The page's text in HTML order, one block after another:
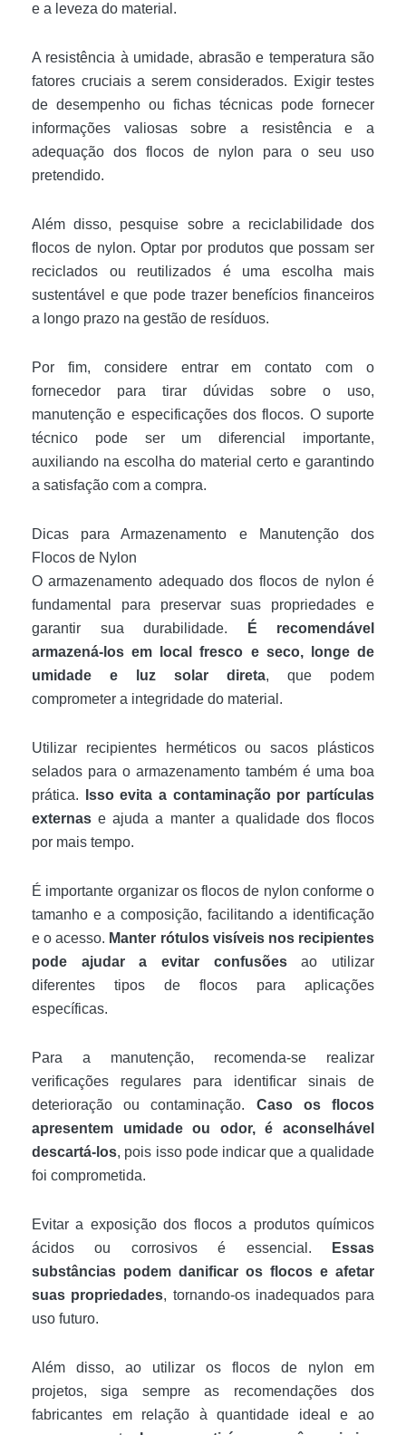
e a leveza do material.
A resistência à umidade, abrasão e temperatura são
fatores cruciais a serem considerados. Exigir testes
de desempenho ou fichas técnicas pode fornecer
informações valiosas sobre a resistência e a
adequação dos flocos de nylon para o seu uso
pretendido.
Além disso, pesquise sobre a reciclabilidade dos
flocos de nylon. Optar por produtos que possam ser
reciclados ou reutilizados é uma escolha mais
sustentável e que pode trazer benefícios financeiros
a longo prazo na gestão de resíduos.
Por fim, considere entrar em contato com o
fornecedor para tirar dúvidas sobre o uso,
manutenção e especificações dos flocos. O suporte
técnico pode ser um diferencial importante,
auxiliando na escolha do material certo e garantindo
a satisfação com a compra.
Dicas para Armazenamento e Manutenção dos
Flocos de Nylon
O armazenamento adequado dos flocos de nylon é
fundamental para preservar suas propriedades e
garantir sua durabilidade.
É recomendável
armazená-los em local fresco e seco, longe de
umidade e luz solar direta, que podem
comprometer a integridade do material.
Utilizar recipientes herméticos ou sacos plásticos
selados para o armazenamento também é uma boa
prática.
Isso evita a contaminação por partículas
externas e ajuda a manter a qualidade dos flocos
por mais tempo.
É importante organizar os flocos de nylon conforme o
tamanho e a composição, facilitando a identificação
e o acesso. Manter rótulos visíveis nos recipientes
pode ajudar a evitar confusõesao utilizar
diferentes tipos de flocos para aplicações
específicas.
Para a manutenção, recomenda-se realizar
verificações regulares para identificar sinais de
deterioração ou contaminação. Caso os flocos
apresentem umidade ou odor, é aconselhável
descartá-los, pois isso pode indicar que a qualidade
foi comprometida.
Evitar a exposição dos flocos a produtos químicos
ácidos ou corrosivos é essencial.
Essas
substâncias podem danificar os flocos e afetar
suas propriedades, tornando-os inadequados para
uso futuro.
Além disso, ao utilizar os flocos de nylon em
projetos, siga sempre as recomendações dos
fabricantes em relação à quantidade ideal e ao